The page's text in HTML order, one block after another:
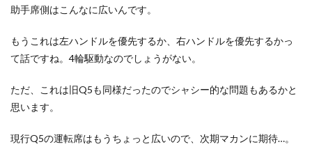
助手席側はこんなに広いんです。
もうこれは左ハンドルを優先するか、右ハンドルを優先するかっ
て話ですね。4輪駆動なのでしょうがない。
ただ、これは旧Q5も同様だったのでシャシー的な問題もあるかと
思います。
現行Q5の運転席はもうちょっと広いので、次期マカンに期待…。